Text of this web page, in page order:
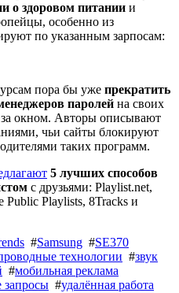
о здоровом питании и
особенно из
по указанным зарпосам:
пора бы уже прекратить
паролей на своих
окном. Авторы описывают
чьи сайты блокируют
таких программ.
5 лучших способов
с друзьями: Playlist.net,
Public Playlists, 8Tracks и
#Samsung #SE370
технологии #звук
#мобильная реклама
запросы #удалённая работа